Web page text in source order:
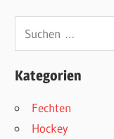
Suchen
nach:
Kategorien
Fechten
Hockey